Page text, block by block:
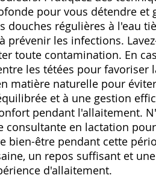
pour vous détendre et
douches régulières à l'eau
prévenir les infections.
toute contamination. En
les tétées pour favoriser
matière naturelle pour
et à une gestion
pendant l'allaitement.
consultante en lactation
bien-être pendant cette
un repos suffisant et
d'allaitement.